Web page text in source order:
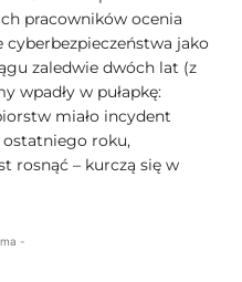
pracowników ocenia
jako
zaledwie dwóch lat (z
wpadły w pułapkę:
miało incydent
roku,
rosnąć – kurczą się w
-